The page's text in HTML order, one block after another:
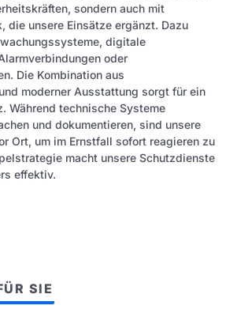
sondern auch mit
die unsere Einsätze ergänzt. Dazu
digitale
oder
Die Kombination aus
moderner Ausstattung sorgt für ein
Während technische Systeme
und dokumentieren, sind unsere
Ort, um im Ernstfall sofort reagieren zu
macht unsere Schutzdienste
effektiv.
SIE